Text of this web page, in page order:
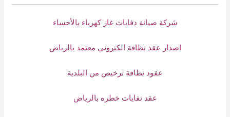
شركة صيانة دفايات غاز كهرباء بالأحساء
اصدار عقد نظافة الكتروني معتمد بالرياض
عقود نظافة ترخيص من البلدية
عقد نفايات خطره بالرياض